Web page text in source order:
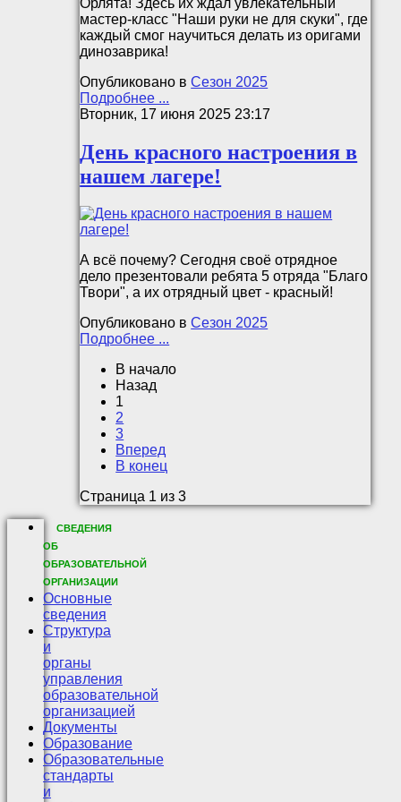
мастер-класс "Наши руки не для скуки", где
каждый смог научиться делать из оригами
динозаврика!
Опубликовано в Сезон 2025
Подробнее ...
Вторник, 17 июня 2025 23:17
День красного настроения в
нашем лагере!
А всё почему? Сегодня своё отрядное
дело презентовали ребята 5 отряда "Благо
Твори", а их отрядный цвет - красный!
Опубликовано в Сезон 2025
Подробнее ...
В начало
Назад
1
2
3
Вперед
В конец
Страница 1 из 3
СВЕДЕНИЯ
ОБ
ОБРАЗОВАТЕЛЬНОЙ
ОРГАНИЗАЦИИ
Основные
сведения
Структура
и
органы
управления
образовательной
организацией
Документы
Образование
Образовательные
стандарты
и